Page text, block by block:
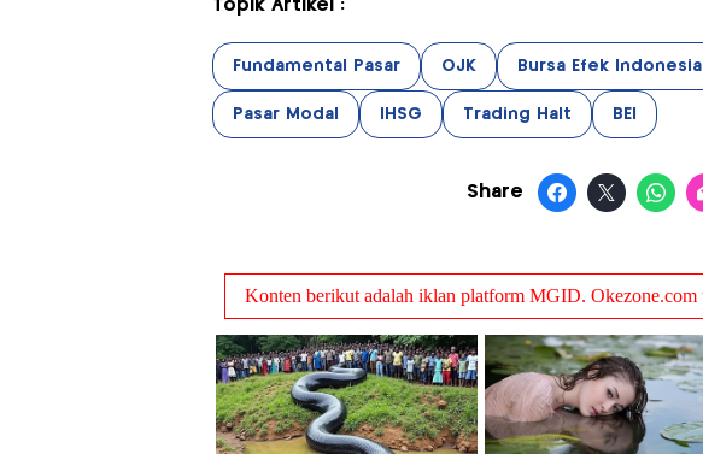
Topik Artikel :
Fundamental Pasar OJK Bursa Efek Indonesia
Pasar Modal IHSG Trading Halt BEI
Share